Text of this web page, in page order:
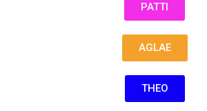
PATTI
AGLAE
THEO